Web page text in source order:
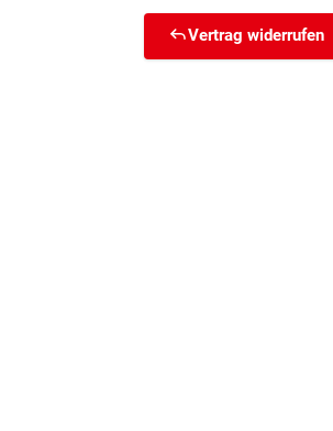
Vertrag widerrufen